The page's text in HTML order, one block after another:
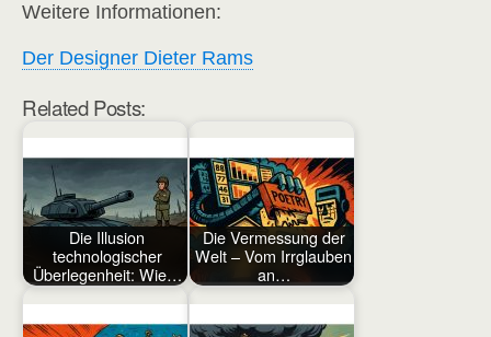
Weitere Informationen:
Der Designer Dieter Rams
Related Posts:
Die Illusion
technologischer
Überlegenheit: Wie…
Die Vermessung der
Welt – Vom Irrglauben
an…